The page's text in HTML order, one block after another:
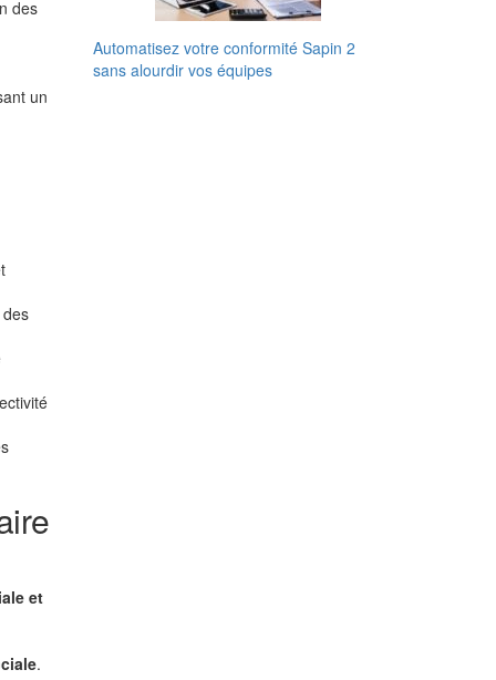
des
un
et
.
Automatisez votre conformité Sapin 2
sans alourdir vos équipes